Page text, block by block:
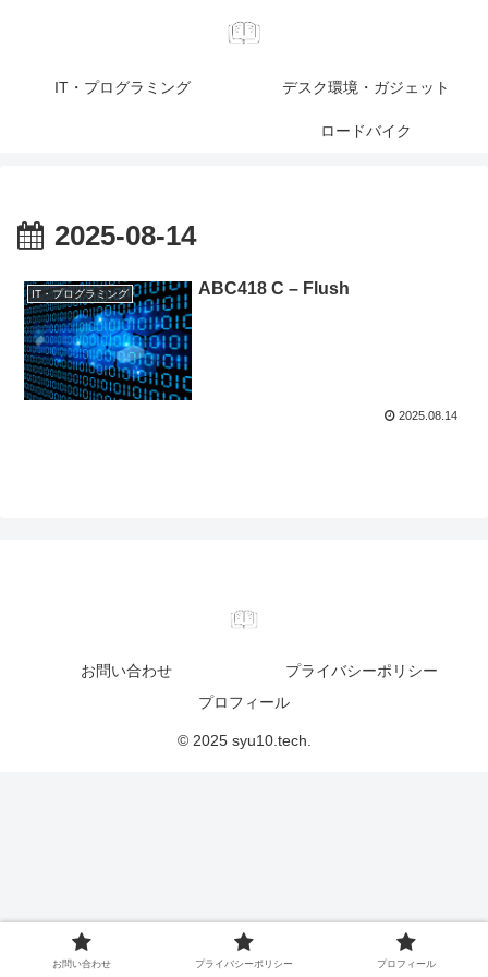
IT・プログラミング デスク環境・ガジェット
ロードバイク
2025-08-14
IT・プログラミング ABC418 C – Flush
2025.08.14
お問い合わせ
プライバシーポリシー
プロフィール
© 2025 syu10.tech.
お問い合わせ プライバシーポリシー プロフィール